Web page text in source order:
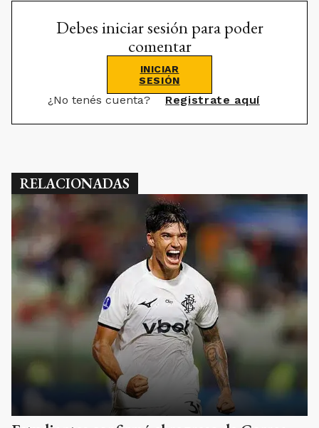
¿No tenés cuenta? Registrate aquí
RELACIONADAS
Estudiantes confirmó el regreso de Correa